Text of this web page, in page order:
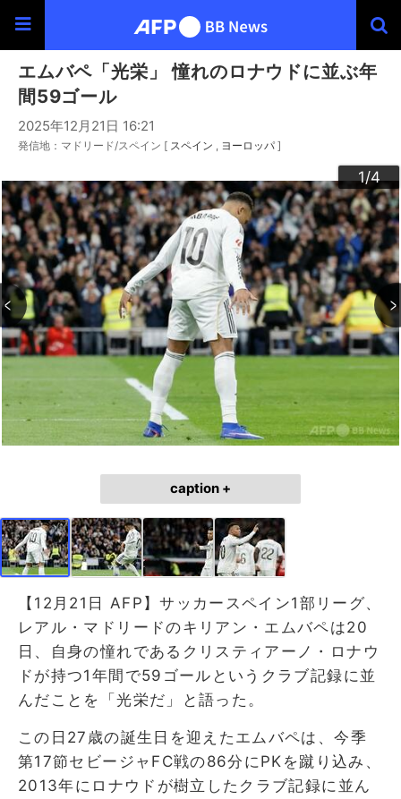
エムバペ「光栄」 憧れのロナウドに並ぶ年
間59ゴール
2025年12月21日 16:21
発信地：マドリード/スペイン [ スペイン ヨーロッパ ]
1/4
2/4
3/4
4/4
caption +
【12月21日 AFP】サッカースペイン1部リーグ、
レアル・マドリードのキリアン・エムバペは20
日、自身の憧れであるクリスティアーノ・ロナウ
ドが持つ1年間で59ゴールというクラブ記録に並
んだことを「光栄だ」と語った。
この日27歳の誕生日を迎えたエムバペは、今季
第17節セビージャFC戦の86分にPKを蹴り込み、
2013年にロナウドが樹立したクラブ記録に並ん